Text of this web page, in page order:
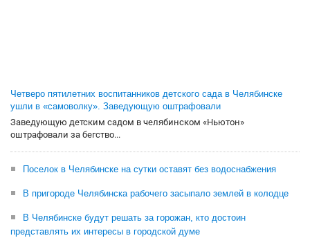
Четверо пятилетних воспитанников детского сада в Челябинске
ушли в «самоволку». Заведующую оштрафовали
Заведующую детским садом в челябинском «Ньютон»
оштрафовали за бегство...
Поселок в Челябинске на сутки оставят без водоснабжения
В пригороде Челябинска рабочего засыпало землей в колодце
В Челябинске будут решать за горожан, кто достоин
представлять их интересы в городской думе